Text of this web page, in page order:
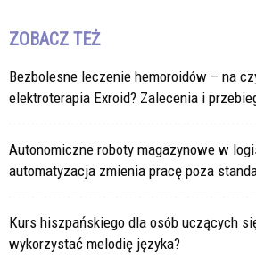
ZOBACZ TEŻ
Bezbolesne leczenie hemoroidów – na
elektroterapia Exroid? Zalecenia i
Autonomiczne roboty magazynowe w
automatyzacja zmienia pracę poza
Kurs hiszpańskiego dla osób uczących
wykorzystać melodię języka?